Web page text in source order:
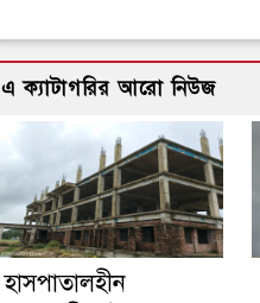
এ ক্যাটাগরির আরো নিউজ
হাসপাতালহীন